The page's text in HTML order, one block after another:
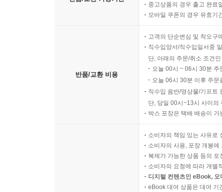
중고상품의 경우 출고 완료
모바일 쿠폰의 경우 유효기
반품/교환 비용
고객의 단순변심 및 착오구
직수입양서/직수입일서중
단, 아래의 주문/취소 조건
오늘 00시 ~ 06시 30분
오늘 06시 30분 이후 주
직수입 음반/영상물/기프트
단, 당일 00시~13시 사이의
박스 포장은 택배 배송이
소비자의 책임 있는 사유로
소비자의 사용, 포장 개봉
복제가 가능한 상품 등의
소비자의 요청에 따라 개별
디지털 컨텐츠인 eBook,
eBook 대여 상품은 대여 기